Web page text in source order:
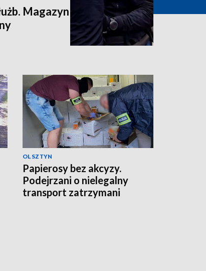
Magazyn
OLSZTYN
Papierosy bez akcyzy.
Podejrzani o nielegalny
transport zatrzymani